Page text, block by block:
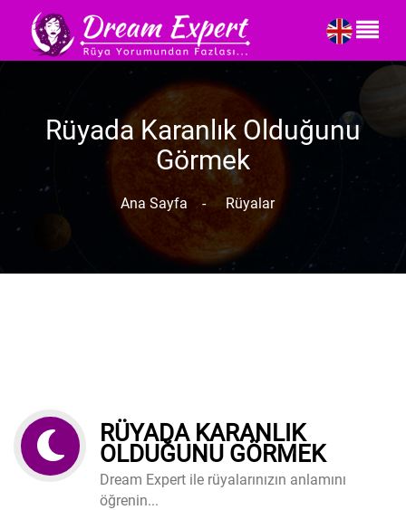
Rüyada Karanlık Olduğunu
Görmek
Ana Sayfa - Rüyalar
RÜYADA KARANLIK
OLDUĞUNU GÖRMEK
Dream Expert ile rüyalarınızın anlamını
öğrenin...